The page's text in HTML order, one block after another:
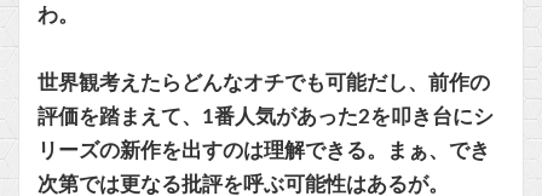
わ。
世界観考えたらどんなオチでも可能だし、前作の
評価を踏まえて、1番人気があった2を叩き台にシ
リーズの新作を出すのは理解できる。まぁ、でき
次第では更なる批評を呼ぶ可能性はあるが。